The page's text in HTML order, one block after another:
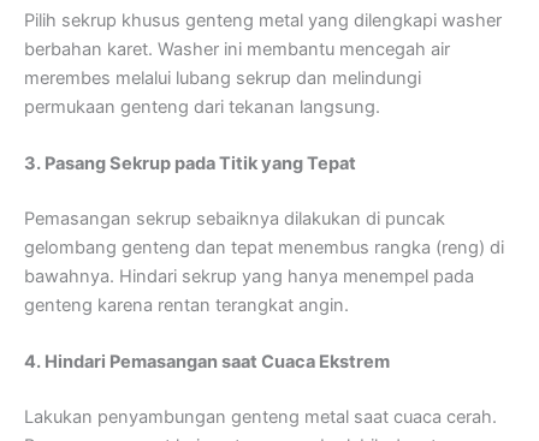
Pilih sekrup khusus genteng metal yang dilengkapi washer
berbahan karet. Washer ini membantu mencegah air
merembes melalui lubang sekrup dan melindungi
permukaan genteng dari tekanan langsung.
3. Pasang Sekrup pada Titik yang Tepat
Pemasangan sekrup sebaiknya dilakukan di puncak
gelombang genteng dan tepat menembus rangka (reng) di
bawahnya. Hindari sekrup yang hanya menempel pada
genteng karena rentan terangkat angin.
4. Hindari Pemasangan saat Cuaca Ekstrem
Lakukan penyambungan genteng metal saat cuaca cerah.